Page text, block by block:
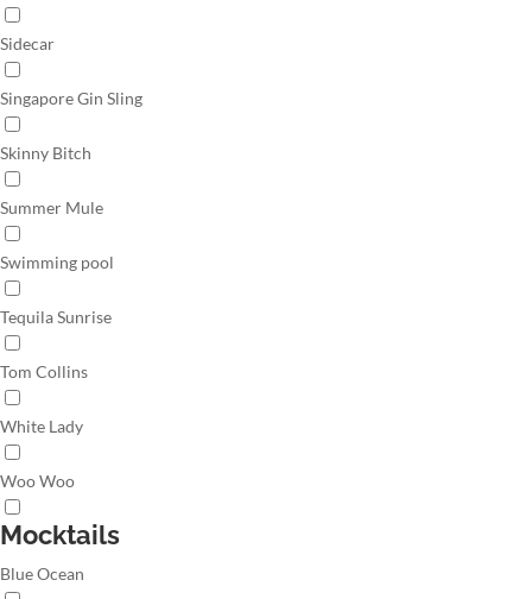
Sidecar
Singapore Gin Sling
Skinny Bitch
Summer Mule
Swimming pool
Tequila Sunrise
Tom Collins
White Lady
Woo Woo
Mocktails
Blue Ocean